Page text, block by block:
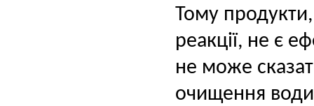
Тому
реакції, не є
не може
очищення